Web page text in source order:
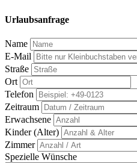
Urlaubsanfrage
Name
E-Mail
Straße
Ort
Telefon
Zeitraum
Erwachsene
Kinder (Alter)
Zimmer
Spezielle Wünsche